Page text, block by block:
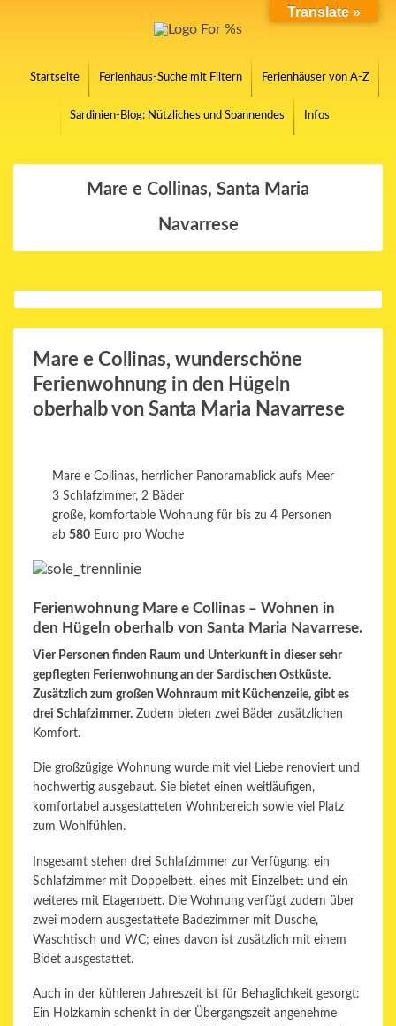
Startseite Ferienhaus-Suche mit Filtern Ferienhäuser von A-Z
Sardinien-Blog: Nützliches und Spannendes Infos
Mare e Collinas, Santa Maria
Navarrese
Mare e Collinas, wunderschöne
Ferienwohnung in den Hügeln
oberhalb von Santa Maria Navarrese
Mare e Collinas, herrlicher Panoramablick aufs Meer
3 Schlafzimmer, 2 Bäder
große, komfortable Wohnung für bis zu 4 Personen
ab 580 Euro pro Woche
Ferienwohnung Mare e Collinas – Wohnen in
den Hügeln oberhalb von Santa Maria Navarrese.
Vier Personen finden Raum und Unterkunft in dieser sehr
gepflegten Ferienwohnung an der Sardischen Ostküste.
Zusätzlich zum großen Wohnraum mit Küchenzeile, gibt es
drei Schlafzimmer. Zudem bieten zwei Bäder zusätzlichen
Komfort.
Die großzügige Wohnung wurde mit viel Liebe renoviert und
hochwertig ausgebaut. Sie bietet einen weitläufigen,
komfortabel ausgestatteten Wohnbereich sowie viel Platz
zum Wohlfühlen.
Insgesamt stehen drei Schlafzimmer zur Verfügung: ein
Schlafzimmer mit Doppelbett, eines mit Einzelbett und ein
weiteres mit Etagenbett. Die Wohnung verfügt zudem über
zwei modern ausgestattete Badezimmer mit Dusche,
Waschtisch und WC; eines davon ist zusätzlich mit einem
Bidet ausgestattet.
Auch in der kühleren Jahreszeit ist für Behaglichkeit gesorgt:
Ein Holzkamin schenkt in der Übergangszeit angenehme
Translate »